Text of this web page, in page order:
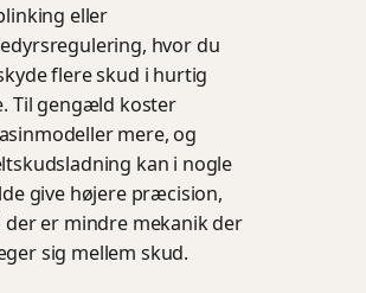
eller
hvor du
flere skud i hurtig
Til gengæld koster
mere, og
kan i nogle
give højere præcision,
er mindre mekanik der
sig mellem skud.